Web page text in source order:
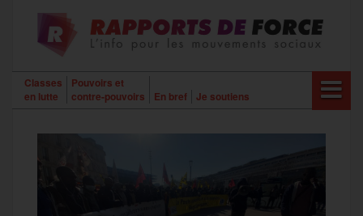
contenu
Classes
en lutte
Pouvoirs et
contre-pouvoirs
En bref Je soutiens